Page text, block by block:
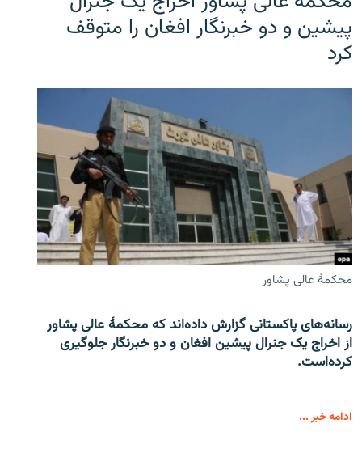
پیشین و دو خبرنگار افغان را متوقف
کرد
محکمۀ عالی پشاور
رسانه‌های پاکستانی گزارش داده‌اند که محکمۀ عالی پشاور
از اخراج یک جنرال پیشین افغان و دو خبرنگار جلوگیری
کرده‌است.
ادامه خبر ...